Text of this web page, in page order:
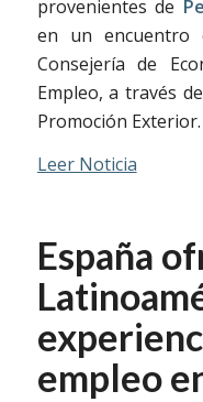
provenientes de
en un encuentro
Consejería de
Empleo, a través
Promoción Exterior.
Leer Noticia
España
empleo